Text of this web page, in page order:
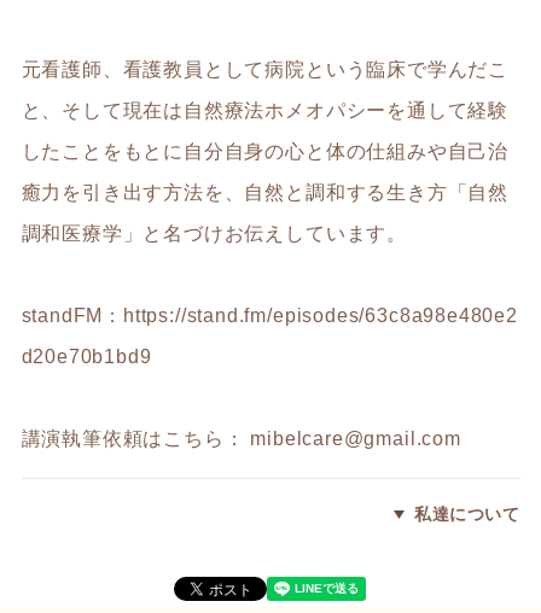
元看護師、看護教員として病院という臨床で学んだこ
と、そして現在は自然療法ホメオパシーを通して経験
したことをもとに自分自身の心と体の仕組みや自己治
癒力を引き出す方法を、自然と調和する生き方「自然
調和医療学」と名づけお伝えしています。
standFM： https://stand.fm/episodes/63c8a98e480e2
d20e70b1bd9
講演執筆依頼はこちら： mibelcare@gmail.com
私達について